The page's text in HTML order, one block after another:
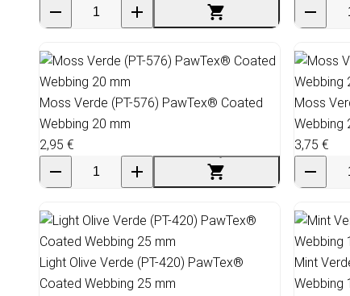
Moss Verde (PT-576) PawTex® Coated
Webbing 20 mm
2,95 €
Moss
Webbing
3,75 €
Light Olive Verde (PT-420) PawTex®
Coated Webbing 25 mm
Mint
Webbing